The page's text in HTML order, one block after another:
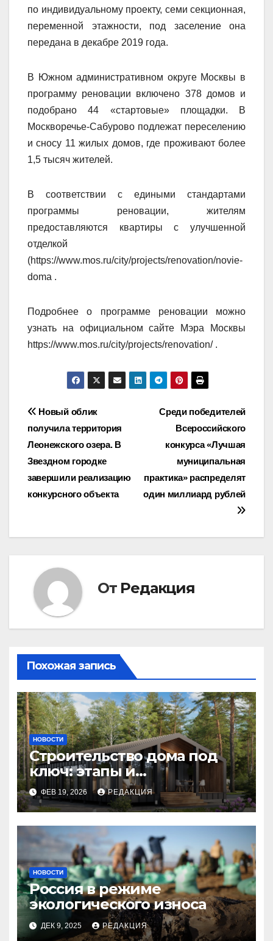
по индивидуальному проекту, семи секционная,
переменной этажности, под заселение она
передана в декабре 2019 года.
В Южном административном округе Москвы в
программу реновации включено 378 домов и
подобрано 44 «стартовые» площадки. В
Москворечье-Сабурово подлежат переселению
и сносу 11 жилых домов, где проживают более
1,5 тысяч жителей.
В соответствии с едиными стандартами
программы реновации, жителям
предоставляются квартиры с улучшенной
отделкой
(https://www.mos.ru/city/projects/renovation/novie-
doma .
Подробнее о программе реновации можно
узнать на официальном сайте Мэра Москвы
https://www.mos.ru/city/projects/renovation/ . ​
Навигация
по
записям
Среди победителей
Всероссийского
конкурса «Лучшая
муниципальная
практика» распределят
один миллиард рублей
Новый облик
получила территория
Леонежского озера. В
Звездном городке
завершили реализацию
конкурсного объекта
От Редакция
Похожая запись
НОВОСТИ
Строительство дома под
ключ: этапы и
планирование бюджета
ФЕВ 19, 2026 РЕДАКЦИЯ
НОВОСТИ
Россия в режиме
экологического износа
ДЕК 9, 2025 РЕДАКЦИЯ